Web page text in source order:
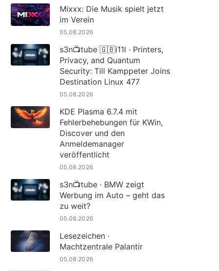
Mixxx: Die Musik spielt jetzt
im Verein
05.08.2026
s3n📺tube 🇬🇧i11l · Printers,
Privacy, and Quantum
Security: Till Kamppeter Joins
Destination Linux 477
05.08.2026
KDE Plasma 6.7.4 mit
Fehlerbehebungen für KWin,
Discover und den
Anmeldemanager
veröffentlicht
05.08.2026
s3n📺tube · BMW zeigt
Werbung im Auto – geht das
zu weit?
05.08.2026
Lesezeichen ·
Machtzentrale Palantir
05.08.2026